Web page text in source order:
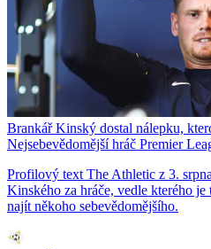
Brankář Kinský dostal nálepku,
Nejsebevědomější hráč Premier
Profilový text The Athletic z 3.
Kinského za hráče, vedle kterého je
najít někoho sebevědomějšího.